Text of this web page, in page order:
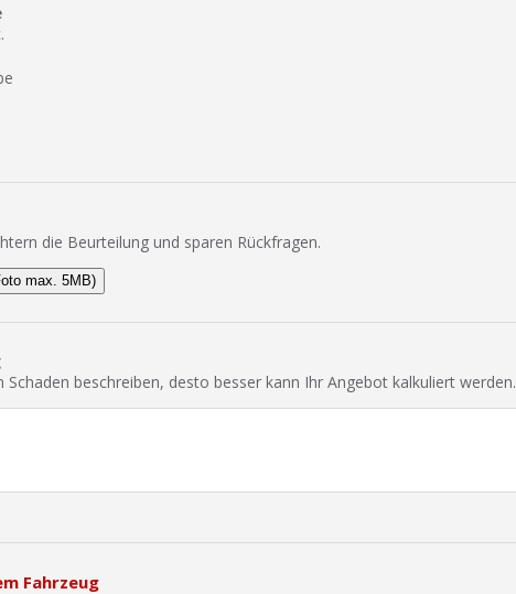
die Beurteilung und sparen Rückfragen.
max. 5MB)
Schaden beschreiben, desto besser kann Ihr Angebot kalkuliert werden.
Fahrzeug